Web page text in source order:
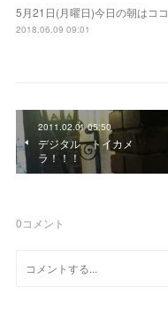
5月21日(月曜日)今日の朝はココ
2018.06.09 09:01
2011.02.01 05:50
デジタル トイカメ
ラ！！！
0コメント